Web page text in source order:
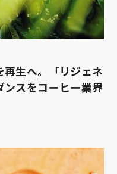
再生へ。「リジェネ
ンスをコーヒー業界